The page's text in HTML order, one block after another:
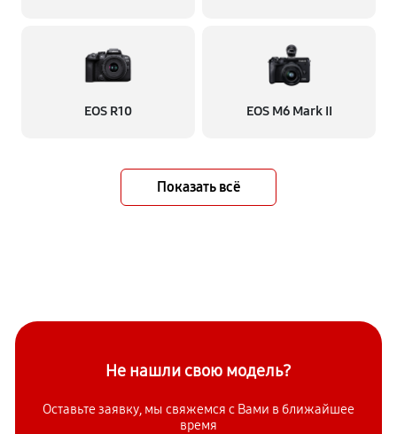
EOS R10 EOS M6 Mark II
Показать всё
Не нашли свою модель?
Оставьте заявку, мы свяжемся с Вами в ближайшее
время